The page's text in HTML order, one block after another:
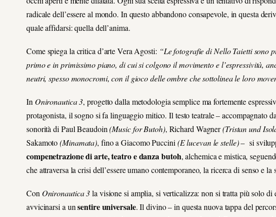
radicale dell’essere al mondo. In questo abbandono consapevole, in questa
quale affidarsi: quella dell’anima.
Come spiega la critica d’arte Vera Agosti: “Le fotografie di Nello Taietti sono
primo e in primissimo piano, di cui si colgono il movimento e l’espressività,
neutri, spesso monocromi, con il gioco delle ombre che sottolinea le loro
In Onironautica 3, progetto dalla metodologia semplice ma fortemente
protagonista, il sogno si fa linguaggio mitico. Il testo teatrale – accompagnato
sonorità di Paul Beaudoin(Music for Butoh), Richard Wagner(Tristan und
Sakamoto(Minamata), fino a Giacomo Puccini (E lucevan le stelle)– si
compenetrazione di arte, teatro e danza butoh, alchemica e mistica,
che attraversa la crisi dell’essere umano contemporaneo, la ricerca di senso e la
Con Onironautica 3la visione si amplia, si verticalizza: non si tratta più solo
avvicinarsi a unsentire universale. Il divino – in questa nuova tappa del